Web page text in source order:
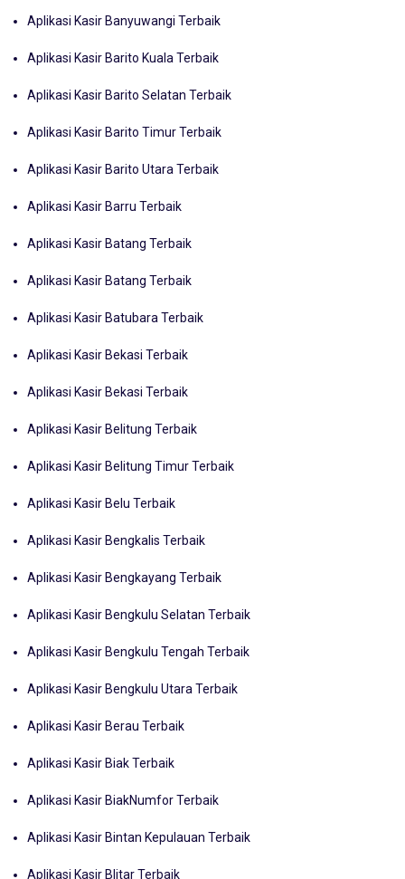
Aplikasi Kasir Banyuwangi Terbaik
Aplikasi Kasir Barito Kuala Terbaik
Aplikasi Kasir Barito Selatan Terbaik
Aplikasi Kasir Barito Timur Terbaik
Aplikasi Kasir Barito Utara Terbaik
Aplikasi Kasir Barru Terbaik
Aplikasi Kasir Batang Terbaik
Aplikasi Kasir Batang Terbaik
Aplikasi Kasir Batubara Terbaik
Aplikasi Kasir Bekasi Terbaik
Aplikasi Kasir Bekasi Terbaik
Aplikasi Kasir Belitung Terbaik
Aplikasi Kasir Belitung Timur Terbaik
Aplikasi Kasir Belu Terbaik
Aplikasi Kasir Bengkalis Terbaik
Aplikasi Kasir Bengkayang Terbaik
Aplikasi Kasir Bengkulu Selatan Terbaik
Aplikasi Kasir Bengkulu Tengah Terbaik
Aplikasi Kasir Bengkulu Utara Terbaik
Aplikasi Kasir Berau Terbaik
Aplikasi Kasir Biak Terbaik
Aplikasi Kasir BiakNumfor Terbaik
Aplikasi Kasir Bintan Kepulauan Terbaik
Aplikasi Kasir Blitar Terbaik